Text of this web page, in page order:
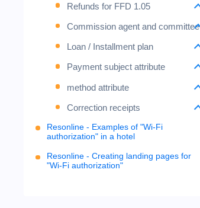
Refunds for FFD 1.05
Commission agent and committee
Loan / Installment plan
Payment subject attribute
method attribute
Correction receipts
Resonline - Examples of "Wi-Fi
authorization" in a hotel
Resonline - Creating landing pages for
"Wi-Fi authorization"